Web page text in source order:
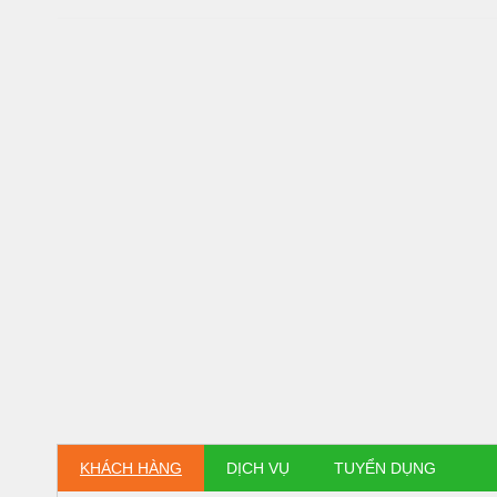
KHÁCH HÀNG DỊCH VỤ TUYỂN DỤNG